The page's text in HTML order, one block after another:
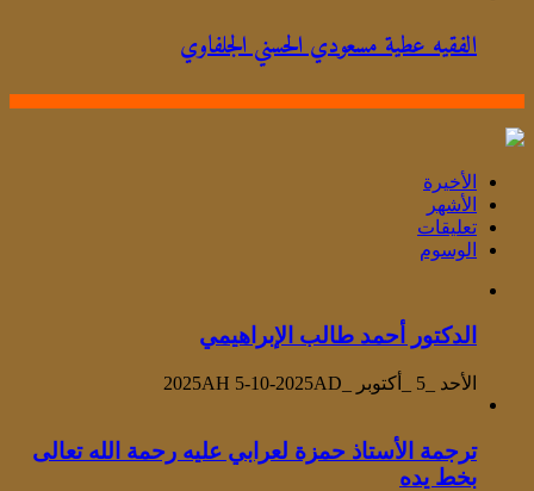
الفقيه عطية مسعودي الحسني الجلفاوي
الأخيرة
الأشهر
تعليقات
الوسوم
الدكتور أحمد طالب الإبراهيمي
الأحد _5 _أكتوبر _2025AH 5-10-2025AD
ترجمة الأستاذ حمزة لعرابي عليه رحمة الله تعالى
بخط يده